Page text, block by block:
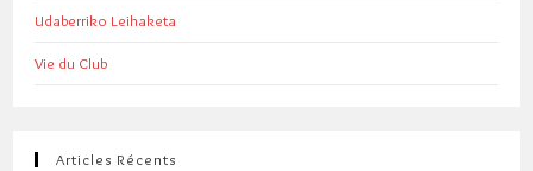
Udaberriko Leihaketa
Vie du Club
Articles Récents